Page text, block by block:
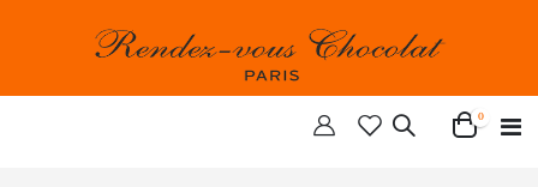
Cart
0articles